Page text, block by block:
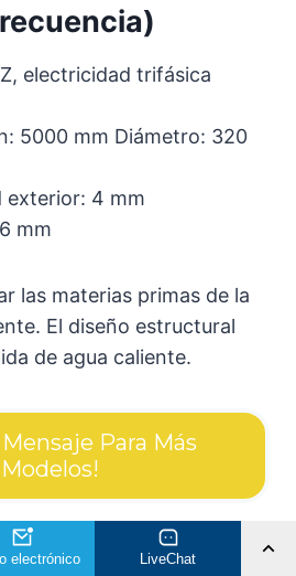
electricidad trifásica
5000 mm Diámetro: 320
exterior: 4 mm
mm
las materias primas de la
El diseño estructural
de agua caliente.
Para Más
Modelos!
electrónico LiveChat